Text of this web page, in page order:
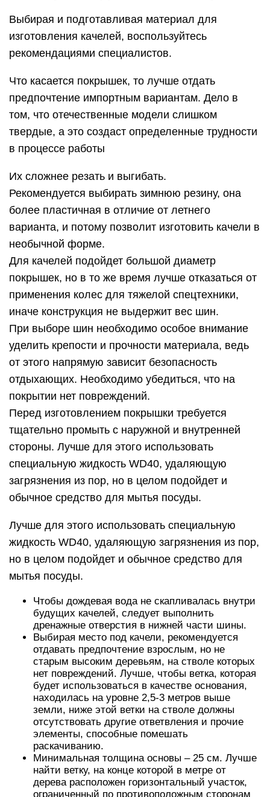
Выбирая и подготавливая материал для
изготовления качелей, воспользуйтесь
рекомендациями специалистов.
Что касается покрышек, то лучше отдать
предпочтение импортным вариантам. Дело в
том, что отечественные модели слишком
твердые, а это создаст определенные трудности
в процессе работы
Их сложнее резать и выгибать.
Рекомендуется выбирать зимнюю резину, она
более пластичная в отличие от летнего
варианта, и потому позволит изготовить качели в
необычной форме.
Для качелей подойдет большой диаметр
покрышек, но в то же время лучше отказаться от
применения колес для тяжелой спецтехники,
иначе конструкция не выдержит вес шин.
При выборе шин необходимо особое внимание
уделить крепости и прочности материала, ведь
от этого напрямую зависит безопасность
отдыхающих. Необходимо убедиться, что на
покрытии нет повреждений.
Перед изготовлением покрышки требуется
тщательно промыть с наружной и внутренней
стороны. Лучше для этого использовать
специальную жидкость WD40, удаляющую
загрязнения из пор, но в целом подойдет и
обычное средство для мытья посуды.
Лучше для этого использовать специальную
жидкость WD40, удаляющую загрязнения из пор,
но в целом подойдет и обычное средство для
мытья посуды.
Чтобы дождевая вода не скапливалась внутри
будущих качелей, следует выполнить
дренажные отверстия в нижней части шины.
Выбирая место под качели, рекомендуется
отдавать предпочтение взрослым, но не
старым высоким деревьям, на стволе которых
нет повреждений. Лучше, чтобы ветка, которая
будет использоваться в качестве основания,
находилась на уровне 2,5-3 метров выше
земли, ниже этой ветки на стволе должны
отсутствовать другие ответвления и прочие
элементы, способные помешать
раскачиванию.
Минимальная толщина основы – 25 см. Лучше
найти ветку, на конце которой в метре от
дерева расположен горизонтальный участок,
ограниченный по противоположным сторонам